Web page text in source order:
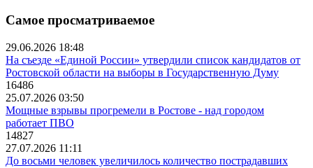
Самое просматриваемое
29.06.2026 18:48
На съезде «Единой России» утвердили список кандидатов от
Ростовской области на выборы в Государственную Думу
16486
25.07.2026 03:50
Мощные взрывы прогремели в Ростове - над городом
работает ПВО
14827
27.07.2026 11:11
До восьми человек увеличилось количество пострадавших